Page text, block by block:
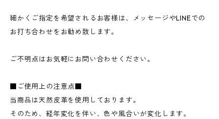
細かくご指定を希望されるお客様は、メッセージやLINEでの
お打ち合わせをお勧め致します。
ご不明点はお気軽にお問い合わせください。
■ご使用上の注意点■
当商品は天然皮革を使用しております。
そのため、経年変化を伴い、色や風合いが変化します。